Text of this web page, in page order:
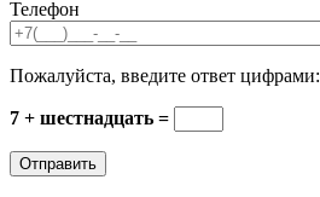
Телефон
Пожалуйста, введите ответ цифрами:
7 + шестнадцать =